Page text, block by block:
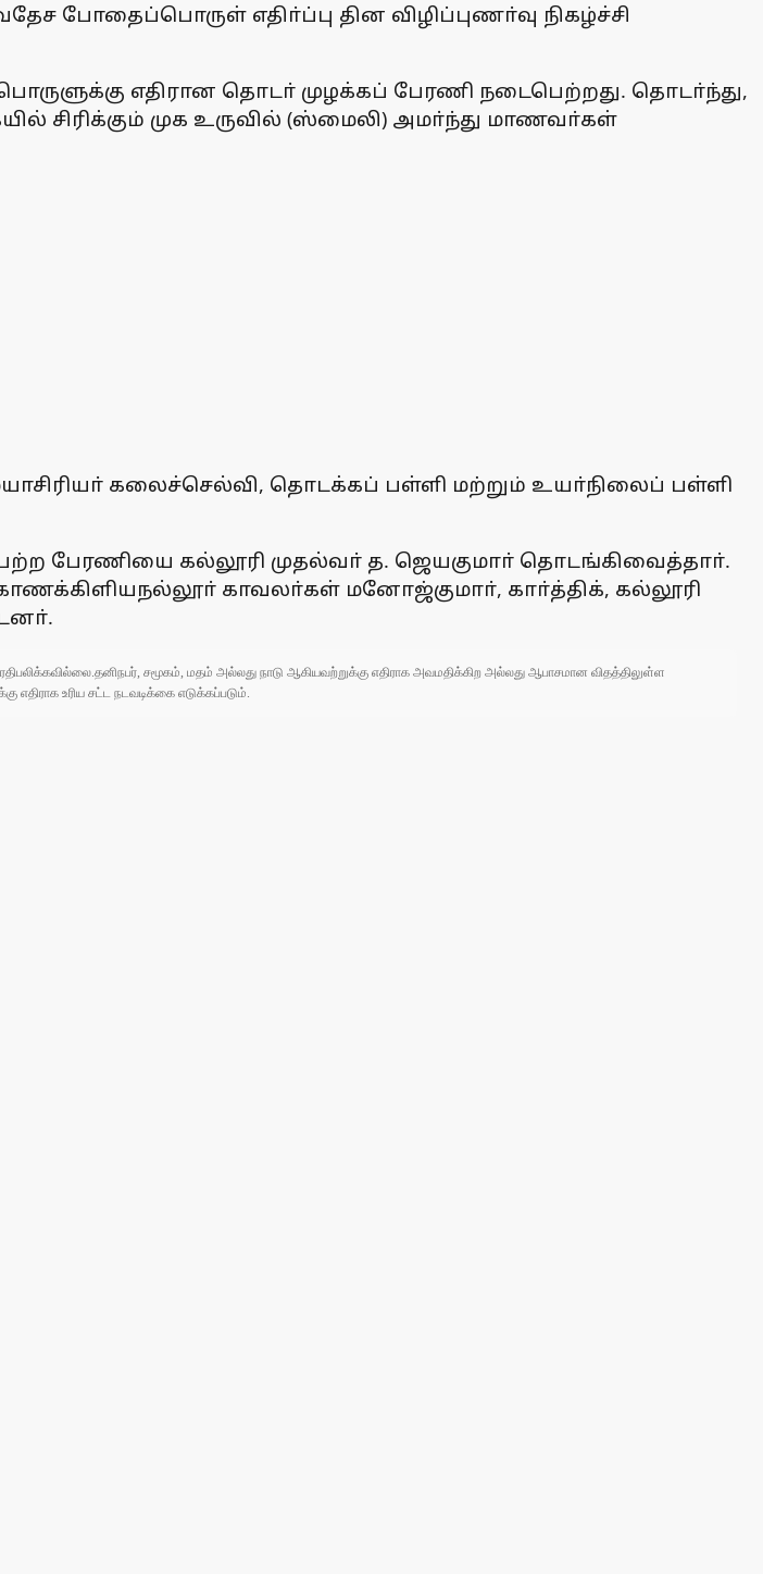
போதைப்பொருள் எதிா்ப்பு தின விழிப்புணா்வு நிகழ்ச்சி
எதிரான தொடா் முழக்கப் பேரணி நடைபெற்றது. தொடா்ந்து,
சிரிக்கும் முக உருவில் (ஸ்மைலி) அமா்ந்து மாணவா்கள்
கலைச்செல்வி, தொடக்கப் பள்ளி மற்றும் உயா்நிலைப் பள்ளி
பேரணியை கல்லூரி முதல்வா் த. ஜெயகுமாா் தொடங்கிவைத்தாா்.
காவலா்கள் மனோஜ்குமாா், காா்த்திக், கல்லூரி
சமூகம், மதம் அல்லது நாடு ஆகியவற்றுக்கு எதிராக அவமதிக்கிற அல்லது ஆபாசமான விதத்திலுள்ள
உரிய சட்ட நடவடிக்கை எடுக்கப்படும்.